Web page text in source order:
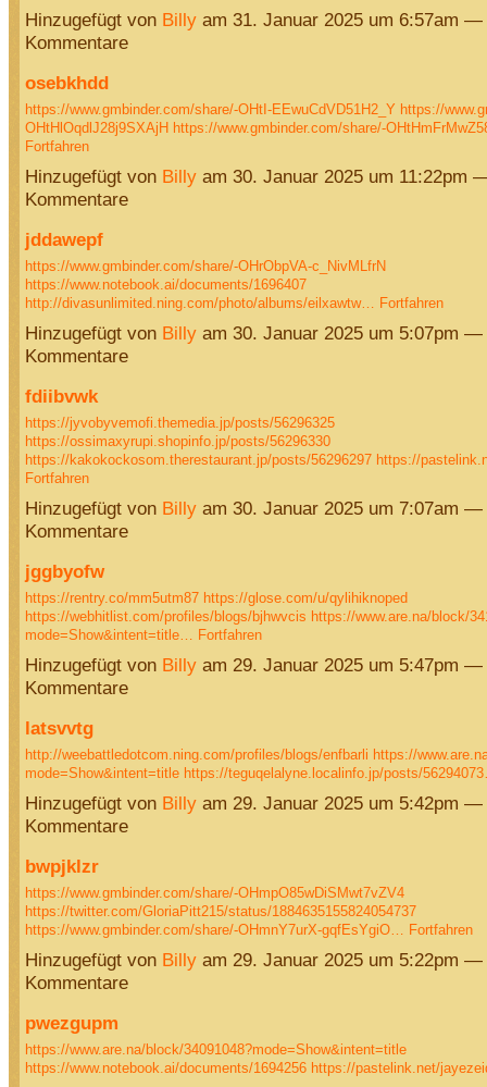
Hinzugefügt von Billyam 31. Januar 2025 um 6:57am —
Kommentare
osebkhdd
https://www.gmbinder.com/share/-OHtI-EEwuCdVD51H2_Y https://
OHtHlOqdlJ28j9SXAjH https://www.gmbinder.com/share/-
Fortfahren
Hinzugefügt von Billyam 30. Januar 2025 um 11:22pm
Kommentare
jddawepf
https://www.gmbinder.com/share/-OHrObpVA-c_NivMLfrN
https://www.notebook.ai/documents/1696407
http://divasunlimited.ning.com/photo/albums/eilxawtw… Fortfahren
Hinzugefügt von Billyam 30. Januar 2025 um 5:07pm —
Kommentare
fdiibvwk
https://jyvobyvemofi.themedia.jp/posts/56296325
https://ossimaxyrupi.shopinfo.jp/posts/56296330
https://kakokockosom.therestaurant.jp/posts/56296297 https://
Fortfahren
Hinzugefügt von Billyam 30. Januar 2025 um 7:07am —
Kommentare
jggbyofw
https://rentry.co/mm5utm87 https://glose.com/u/qylihiknoped
https://webhitlist.com/profiles/blogs/bjhwvcis https://www.are.na/block/
mode=Show&intent=title… Fortfahren
Hinzugefügt von Billyam 29. Januar 2025 um 5:47pm —
Kommentare
latsvvtg
http://weebattledotcom.ning.com/profiles/blogs/enfbarli https://
mode=Show&intent=title https://teguqelalyne.localinfo.jp/posts/
Hinzugefügt von Billyam 29. Januar 2025 um 5:42pm —
Kommentare
bwpjklzr
https://www.gmbinder.com/share/-OHmpO85wDiSMwt7vZV4
https://twitter.com/GloriaPitt215/status/1884635155824054737
https://www.gmbinder.com/share/-OHmnY7urX-gqfEsYgiO… Fortfahren
Hinzugefügt von Billyam 29. Januar 2025 um 5:22pm —
Kommentare
pwezgupm
https://www.are.na/block/34091048?mode=Show&intent=title
https://www.notebook.ai/documents/1694256 https://pastelink.net/